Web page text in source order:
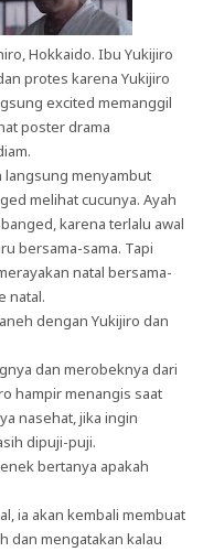
Hokkaido. Ibu Yukijiro
protes karena Yukijiro
excited memanggil
poster drama
langsung menyambut
melihat cucunya. Ayah
karena terlalu awal
bersama-sama. Tapi
natal bersama-
natal.
dengan Yukijiro dan
dan merobeknya dari
hampir menangis saat
nasehat, jika ingin
dipuji-puji.
bertanya apakah
ia akan kembali membuat
dan mengatakan kalau